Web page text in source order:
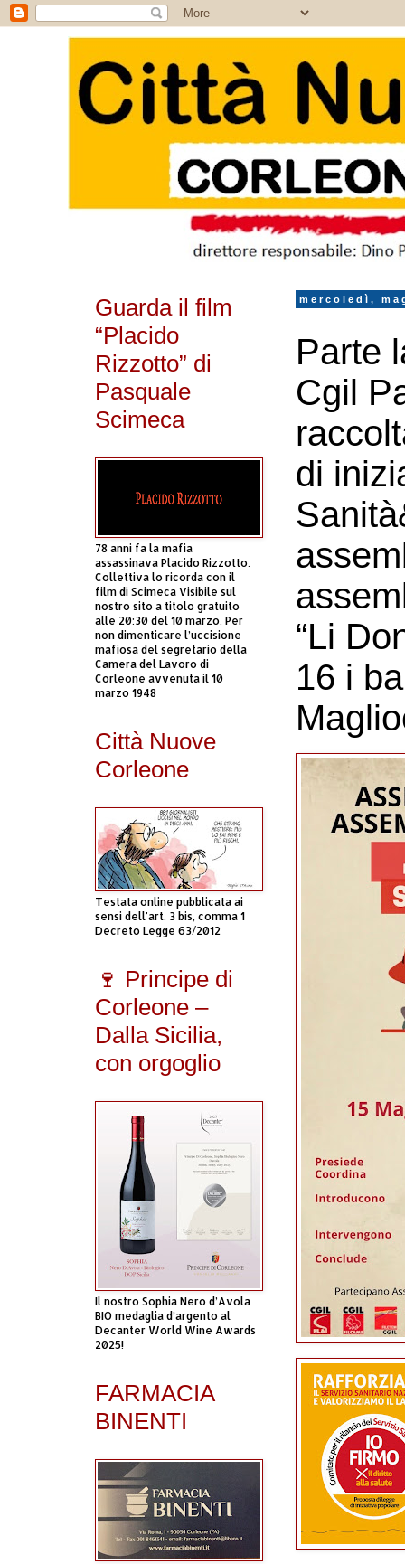
mercoledì,
Parte
Cgil
di
“Li
16 i
Guarda il film
“Placido
Rizzotto” di
Pasquale
Scimeca
78 anni fa la mafia
assassinava Placido Rizzotto.
Collettiva lo ricorda con il
film di Scimeca Visibile sul
nostro sito a titolo gratuito
alle 20:30 del 10 marzo. Per
non dimenticare l’uccisione
mafiosa del segretario della
Camera del Lavoro di
Corleone avvenuta il 10
marzo 1948
Città Nuove
Corleone
Testata online pubblicata ai
sensi dell'art. 3 bis, comma 1
Decreto Legge 63/2012
🍷 Principe di
Corleone –
Dalla Sicilia,
con orgoglio
Il nostro Sophia Nero d’Avola
BIO medaglia d’argento al
Decanter World Wine Awards
2025!
FARMACIA
BINENTI